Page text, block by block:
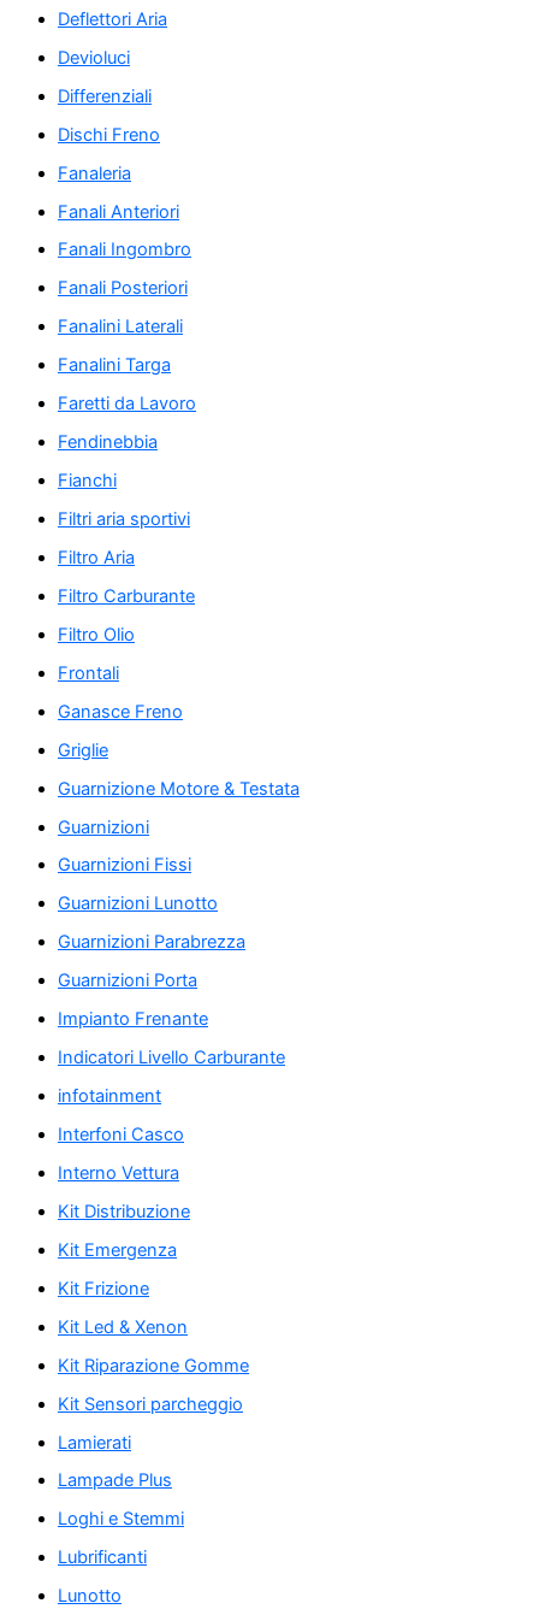
Deflettori Aria
Devioluci
Differenziali
Dischi Freno
Fanaleria
Fanali Anteriori
Fanali Ingombro
Fanali Posteriori
Fanalini Laterali
Fanalini Targa
Faretti da Lavoro
Fendinebbia
Fianchi
Filtri aria sportivi
Filtro Aria
Filtro Carburante
Filtro Olio
Frontali
Ganasce Freno
Griglie
Guarnizione Motore & Testata
Guarnizioni
Guarnizioni Fissi
Guarnizioni Lunotto
Guarnizioni Parabrezza
Guarnizioni Porta
Impianto Frenante
Indicatori Livello Carburante
infotainment
Interfoni Casco
Interno Vettura
Kit Distribuzione
Kit Emergenza
Kit Frizione
Kit Led & Xenon
Kit Riparazione Gomme
Kit Sensori parcheggio
Lamierati
Lampade Plus
Loghi e Stemmi
Lubrificanti
Lunotto